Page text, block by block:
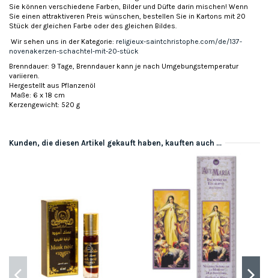
Sie können verschiedene Farben, Bilder und Düfte darin mischen! Wenn
Sie einen attraktiveren Preis wünschen, bestellen Sie in Kartons mit 20
Stück der gleichen Farbe oder des gleichen Bildes.
Wir sehen uns in der Kategorie: religieux-saintchristophe.com/de/137-
novenakerzen-schachtel-mit-20-stück
Brenndauer: 9 Tage, Brenndauer kann je nach Umgebungstemperatur
variieren.
Hergestellt aus Pflanzenöl
Maße: 6 x 18 cm
Kerzengewicht: 520 g
Kunden, die diesen Artikel gekauft haben, kauften auch ...